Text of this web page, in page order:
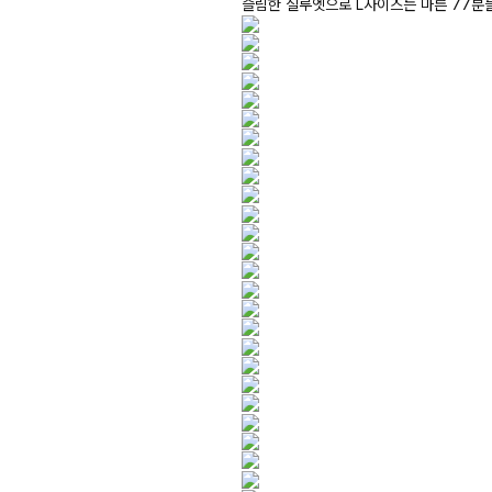
슬림한 실루엣으로 L사이즈는 마른 77분